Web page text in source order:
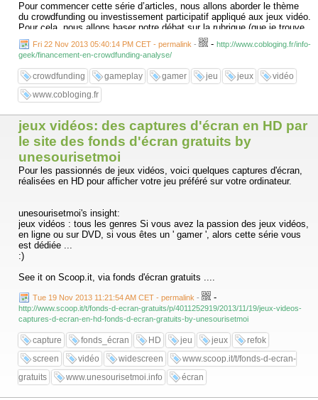
Pour commencer cette série d’articles, nous allons aborder le thème
du crowdfunding ou investissement participatif appliqué aux jeux vidéo.
Pour cela, nous allons baser notre débat sur la rubrique (que je trouve
toujours très pertinente) du 3615 Usul de jeuxvideo.com.
Dans cette chronique vidéo, Usul et son acolyte Dorian présentent,
avec humour, les ficelles de ce processus appliqué au développement
des jeux vidéo et de l’impact marketing qui en découle. L’axe
humoristique met en exergue les limites et dérives de ce processus....
Fri 22 Nov 2013 05:40:14 PM CET - permalink - - http://www.cobloging.fr/info-
geek/financement-en-crowdfunding-analyse/
crowdfunding gameplay gamer jeu jeux
vidéo
www.cobloging.fr
jeux vidéos: des captures d'écran en HD par
le site des fonds d'écran gratuits by
unesourisetmoi
Pour les passionnés de jeux vidéos, voici quelques captures d'écran,
réalisées en HD pour afficher votre jeu préféré sur votre ordinateur.
unesourisetmoi's insight:
jeux vidéos : tous les genres Si vous avez la passion des jeux vidéos,
en ligne ou sur DVD, si vous êtes un ' gamer ', alors cette série vous
est dédiée ...
:)
See it on Scoop.it, via fonds d'écran gratuits ....
Tue 19 Nov 2013 11:21:54 AM CET - permalink - -
http://www.scoop.it/t/fonds-d-ecran-gratuits/p/4011252919/2013/11/19/jeux-videos-
captures-d-ecran-en-hd-fonds-d-ecran-gratuits-by-unesourisetmoi
capture fonds_écran HD jeu jeux
refok
screen
vidéo widescreen
www.scoop.it/t/fonds-d-ecran-
gratuits
www.unesourisetmoi.info écran